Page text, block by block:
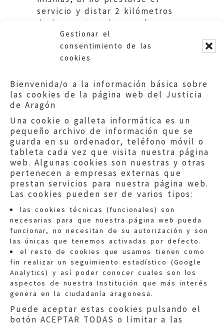
Gestionar el
consentimiento de las
cookies
Bienvenida/o a la información básica sobre
las cookies de la página web del Justicia
de Aragón
Una cookie o galleta informática es un
pequeño archivo de información que se
guarda en su ordenador, teléfono móvil o
tableta cada vez que visita nuestra página
web. Algunas cookies son nuestras y otras
pertenecen a empresas externas que
prestan servicios para nuestra página web.
Las cookies pueden ser de varios tipos:
las cookies técnicas (funcionales) son
necesarias para que nuestra página web pueda
funcionar, no necesitan de su autorización y son
las únicas que tenemos activadas por defecto.
el resto de cookies que usamos tienen como
fin realizar un seguimiento estadístico (Google
Analytics) y así poder conocer cuales son los
aspectos de nuestra Institución que más interés
genera en la ciudadanía aragonesa.
Puede aceptar estas cookies pulsando el
botón ACEPTAR TODAS o limitar a las
servicio y distar 2 kilómetros
de los contenedores más
cercanos.
Quejas:quejas@eljusticiadearagon.es
Información general:
informacion@eljusticiadearagon.es
Teléfonos:900 210 210/